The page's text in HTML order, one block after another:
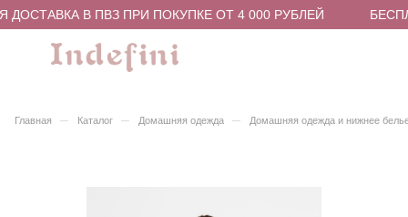
ДОСТАВКА В ПВЗ ПРИ ПОКУПКЕ ОТ 4 000 РУБЛЕЙ
Главная – Каталог – Домашняя одежда – Домашняя одежда и нижнее